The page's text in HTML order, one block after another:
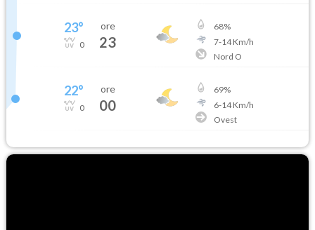
23°
0
ore
23
68%
7-14Km/h
Nord O
22°
0
ore
00
69%
6-14Km/h
Ovest